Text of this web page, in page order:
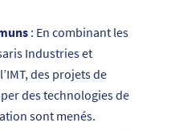
: En combinant les
Industries et
des projets de
des technologies de
sont menés.